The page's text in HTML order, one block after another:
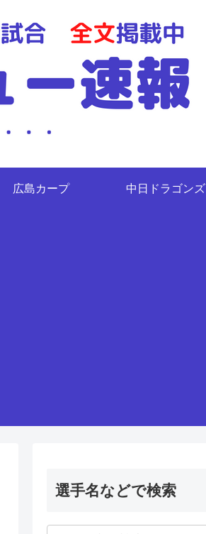
広島カープ 中日ドラゴンズ
選手名などで検索